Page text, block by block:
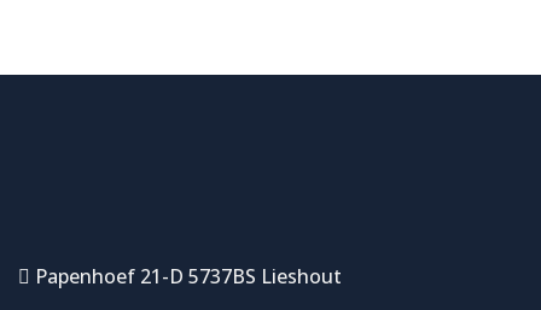
Papenhoef 21-D 5737BS Lieshout